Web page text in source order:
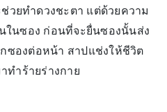
วยทำดวงชะตา แต่ด้วยความ
นในซอง ก่อนที่จะยื่นซองนั้นส่ง
ซองต่อหน้า สาปแช่งให้ชีวิต
ทำร้ายร่างกาย